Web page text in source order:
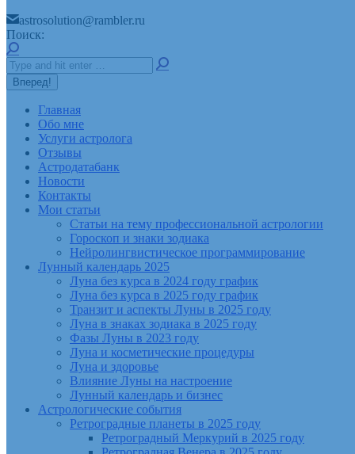
astrosolution@rambler.ru
Поиск:
Главная
Обо мне
Услуги астролога
Отзывы
Астродатабанк
Новости
Контакты
Мои статьи
Статьи на тему профессиональной астрологии
Гороскоп и знаки зодиака
Нейролингвистическое программирование
Лунный календарь 2025
Луна без курса в 2024 году график
Луна без курса в 2025 году график
Транзит и аспекты Луны в 2025 году
Луна в знаках зодиака в 2025 году
Фазы Луны в 2023 году
Луна и косметические процедуры
Луна и здоровье
Влияние Луны на настроение
Лунный календарь и бизнес
Астрологические события
Ретроградные планеты в 2025 году
Ретроградный Меркурий в 2025 году